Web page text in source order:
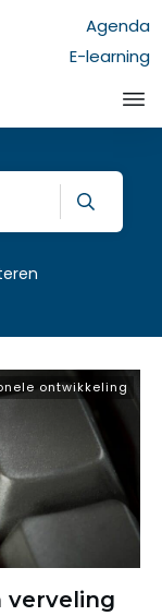
Agenda
E-learning
ontwikkeling
verveling